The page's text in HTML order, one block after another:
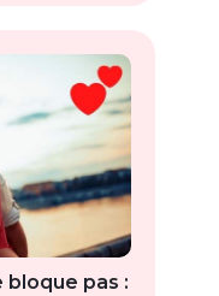
bloque pas :